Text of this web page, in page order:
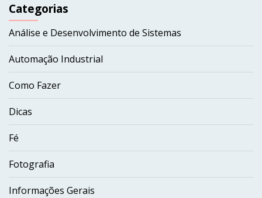
Categorias
Análise e Desenvolvimento de Sistemas
Automação Industrial
Como Fazer
Dicas
Fé
Fotografia
Informações Gerais